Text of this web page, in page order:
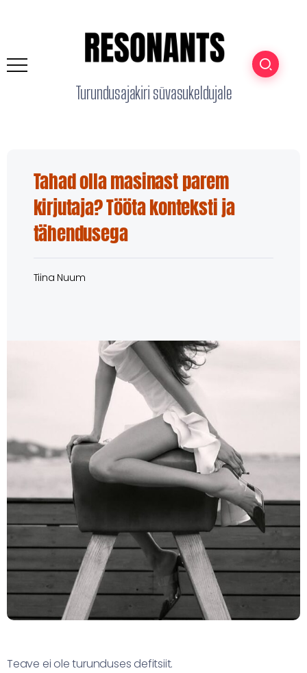
Turundusajakiri süvasukeldujale
Tahad olla masinast parem
kirjutaja? Tööta konteksti ja
tähendusega
Tiina Nuum
Teave ei ole turunduses defitsiit.